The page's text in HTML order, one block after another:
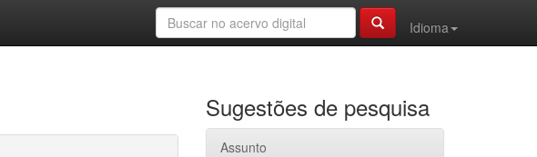
Idioma
Sugestões de pesquisa
Assunto